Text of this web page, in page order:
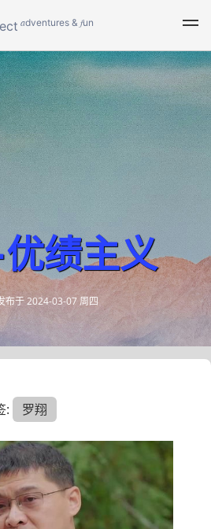
adventures & fun
绩主义
布于2024-03-07 周四
: 罗翔